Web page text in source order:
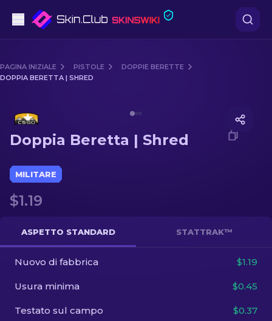
Fascia media
Fucile
Fucile di precisione
Coltelli
Guanto
Casse
Altro
PAGINA INIZIALE PISTOLE
DOPPIE BERETTE
DOPPIA BERETTA | SHRED
Doppia Beretta | Shred
MILITARE
$1.19
ASPETTO STANDARD STATTRAK™
Nuovo di fabbrica $1.19
Usura minima $0.45
Testato sul campo $0.37